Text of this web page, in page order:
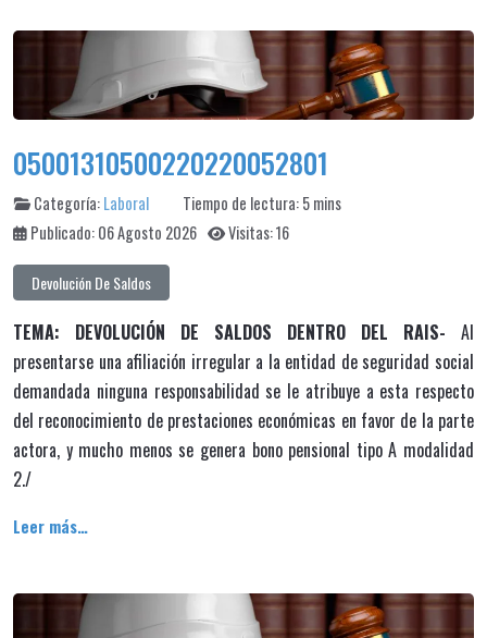
05001310500220220052801
Categoría:Laboral
Tiempo de lectura: 5 mins
Publicado: 06 Agosto 2026
Visitas: 16
Devolución De Saldos
TEMA: DEVOLUCIÓN DE SALDOS DENTRO DEL RAIS- Al
presentarse una afiliación irregular a la entidad de seguridad social
demandada ninguna responsabilidad se le atribuye a esta respecto
del reconocimiento de prestaciones económicas en favor de la parte
actora, y mucho menos se genera bono pensional tipo A modalidad
2./
Leer más…